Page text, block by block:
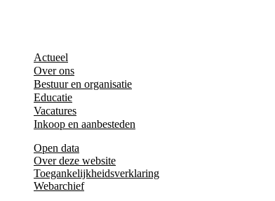
Actueel
Over ons
Bestuur en organisatie
Educatie
Vacatures
Inkoop en aanbesteden
Open data
Over deze website
Toegankelijkheidsverklaring
Webarchief